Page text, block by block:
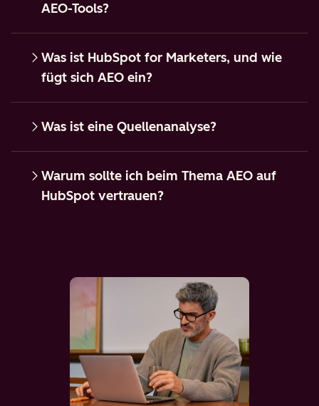
AEO-Tools?
Was ist HubSpot for Marketers, und wie
fügt sich AEO ein?
Was ist eine Quellenanalyse?
Warum sollte ich beim Thema AEO auf
HubSpot vertrauen?